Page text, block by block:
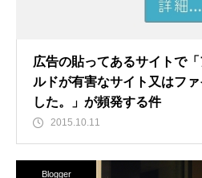
広告の貼ってあるサイトで
ルドが有害なサイト又はフ
した。」が頻発する件
2015.10.11
Blogger